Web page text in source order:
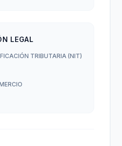
LEGAL
TRIBUTARIA (NIT)